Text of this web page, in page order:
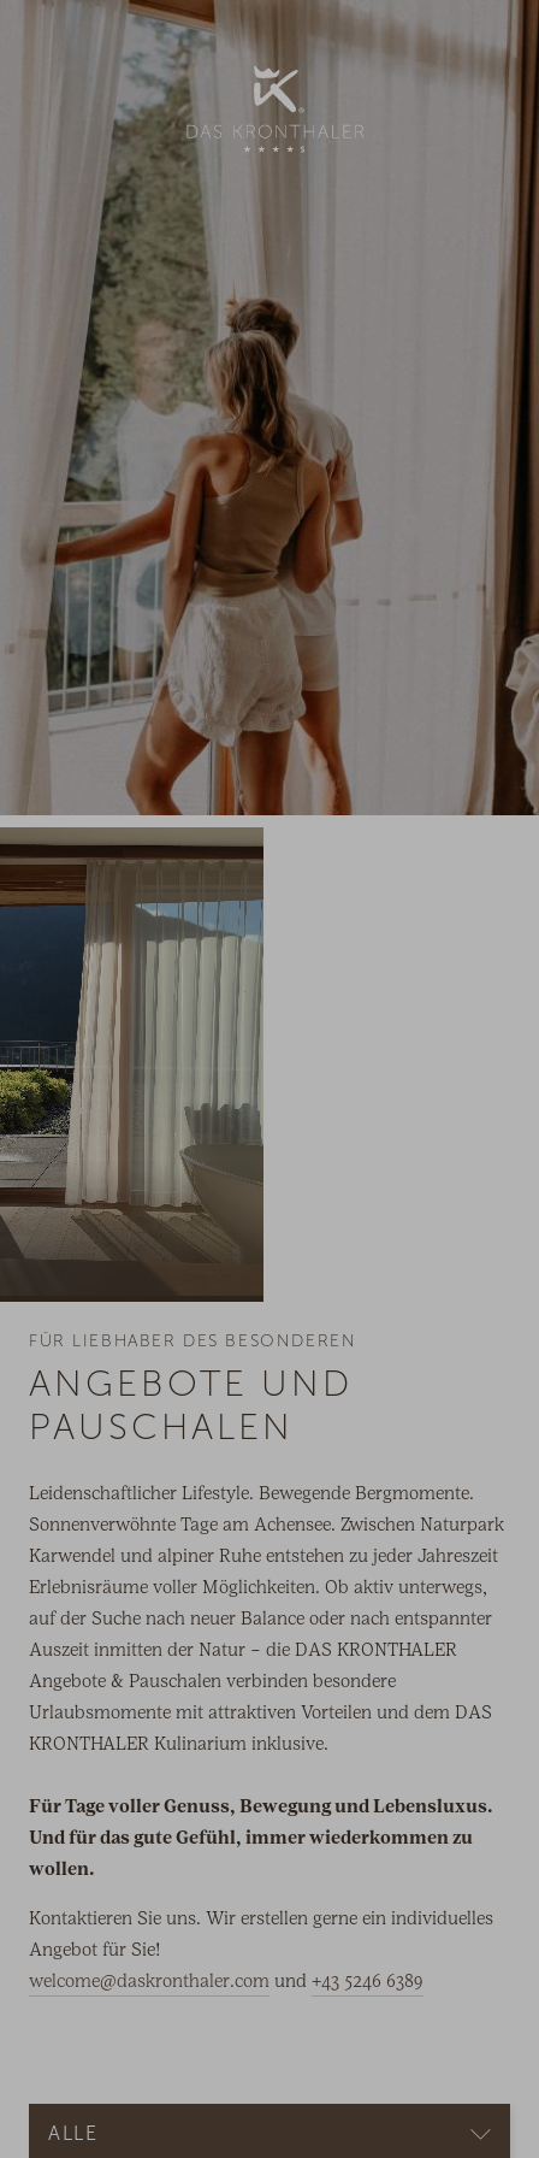
FÜR LIEBHABER DES BESONDEREN
ANGEBOTE UND
PAUSCHALEN
Leidenschaftlicher Lifestyle. Bewegende Bergmomente.
Sonnenverwöhnte Tage am Achensee. Zwischen Naturpark
Karwendel und alpiner Ruhe entstehen zu jeder Jahreszeit
Erlebnisräume voller Möglichkeiten. Ob aktiv unterwegs,
auf der Suche nach neuer Balance oder nach entspannter
Auszeit inmitten der Natur – die DAS KRONTHALER
Angebote & Pauschalen verbinden besondere
Urlaubsmomente mit attraktiven Vorteilen und dem DAS
KRONTHALER Kulinarium inklusive.
Für Tage voller Genuss, Bewegung und Lebensluxus.
Und für das gute Gefühl, immer wiederkommen zu
wollen.
Kontaktieren Sie uns. Wir erstellen gerne ein individuelles
Angebot für Sie!
welcome@daskronthaler.com und +43 5246 6389
ALLE